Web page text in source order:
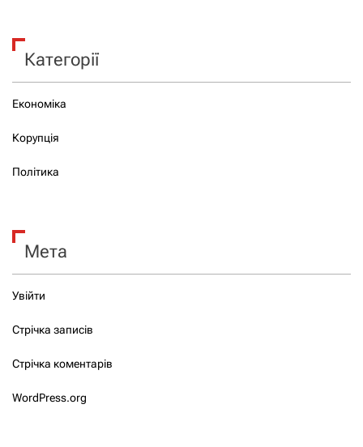
Категорії
Економіка
Корупція
Політика
Мета
Увійти
Стрічка записів
Стрічка коментарів
WordPress.org